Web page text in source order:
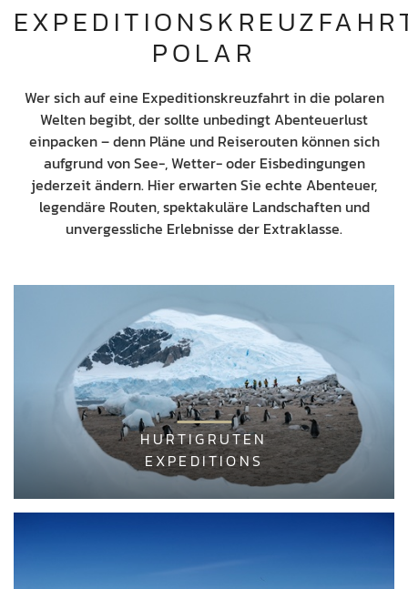
POLAR
Wer sich auf eine Expeditionskreuzfahrt in die polaren
Welten begibt, der sollte unbedingt Abenteuerlust
einpacken – denn Pläne und Reiserouten können sich
aufgrund von See-, Wetter- oder Eisbedingungen
jederzeit ändern. Hier erwarten Sie echte Abenteuer,
legendäre Routen, spektakuläre Landschaften und
unvergessliche Erlebnisse der Extraklasse.
HURTIGRUTEN
EXPEDITIONS